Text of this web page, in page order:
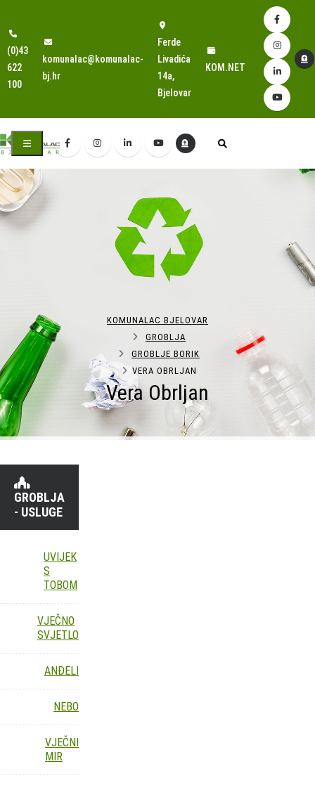
(0)43
622
100
komunalac@komunalac-
bj.hr
Ferde
Livadića
14a,
Bjelovar
KOM.NET
Vera Obrljan
KOMUNALAC BJELOVAR
GROBLJA
GROBLJE BORIK
VERA OBRLJAN
GROBLJA
- USLUGE
UVIJEK
S
TOBOM
VJEČNO
SVJETLO
ANĐELI
NEBO
VJEČNI
MIR